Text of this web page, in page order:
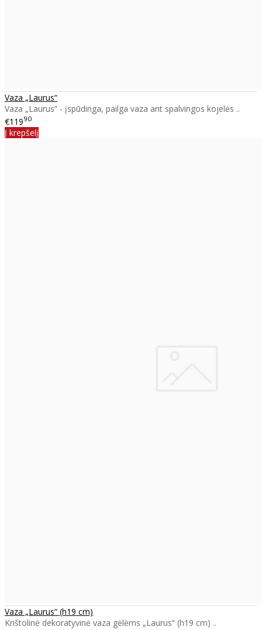
Vaza „Laurus“
Vaza „Laurus“ - įspūdinga, pailga vaza ant spalvingos kojelės ..
€11990
Į krepšelį
Vaza „Laurus“ (h19 cm)
Krištolinė dekoratyvinė vaza gėlėms „Laurus“ (h19 cm) ..